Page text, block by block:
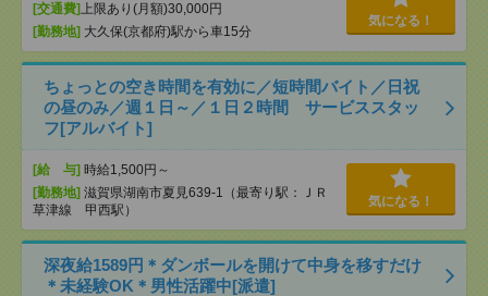
[交通費] 上限あり(月額)30,000円
[勤務地] 大久保(京都府)駅から車15分
気になる！
ちょっとの空き時間を有効に／短時間バイト／日祝
の昼のみ／週１日～／１日２時間 サービススタッ
フ[アルバイト]
[給 与] 時給1,500円～
[勤務地] 滋賀県湖南市夏見639-1（最寄り駅：ＪＲ
草津線 甲西駅）
気になる！
深夜給1589円＊ダンボールを開けて中身を移すだけ
＊未経験OK＊男性活躍中[派遣]